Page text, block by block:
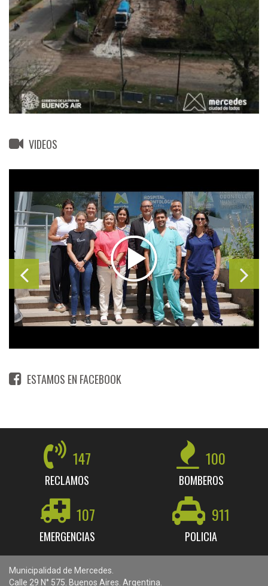
VIDEOS
ESTAMOS EN FACEBOOK
147
RECLAMOS
100
BOMBEROS
107
EMERGENCIAS
911
POLICIA
Municipalidad de Mercedes.
Calle 29 N° 575. Buenos Aires. Argentina.